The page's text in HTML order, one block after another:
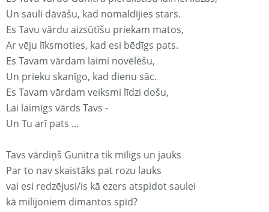
Un sauli dāvāšu, kad nomaldījies stars.
Es Tavu vārdu aizsūtīšu priekam matos,
Ar vēju līksmoties, kad esi bēdīgs pats.
Es Tavam vārdam laimi novēlēšu,
Un prieku skanīgo, kad dienu sāc.
Es Tavam vārdam veiksmi līdzi došu,
Lai laimīgs vārds Tavs -
Un Tu arī pats ...
Tavs vārdiņš Gunitra tik mīligs un jauks
Par to nav skaistāks pat rozu lauks
vai esi redzējusi/is kā ezers atspidot saulei
kā milijoniem dimantos spīd?